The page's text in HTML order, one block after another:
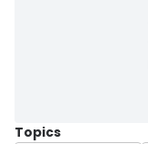
Topics